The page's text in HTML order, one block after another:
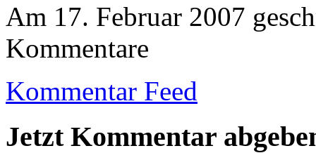
Am 17. Februar 2007
Kommentare
Kommentar Feed
Jetzt Kommentar